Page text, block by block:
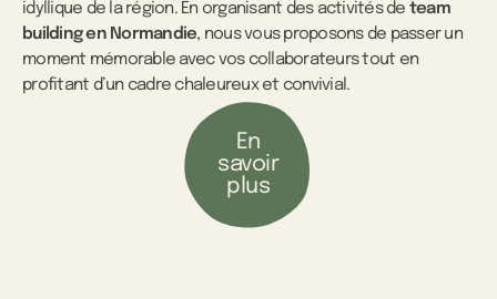
idyllique de la région. En organisant des activités de team
building en Normandie, nous vous proposons de passer un
moment mémorable avec vos collaborateurs tout en
profitant d’un cadre chaleureux et convivial.
En
savoir
plus